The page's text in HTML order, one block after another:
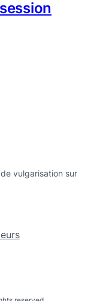
vulgarisation sur